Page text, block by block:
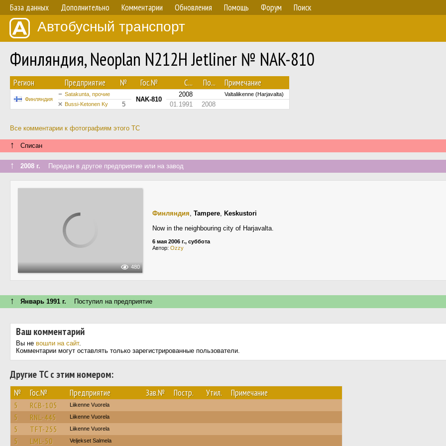
База данных Дополнительно Комментарии Обновления Помощь Форум Поиск
Автобусный транспорт
Финляндия, Neoplan N212H Jetliner № NAK-810
Регион Предприятие № Гос.№ С... По... Примечание
Финляндия
Satakunta, прочие
NAK-810
2008
Valtaliikenne (Harjavalta)
Bussi-Ketonen Ky
5 01.1991 2008
Все комментарии к фотографиям этого ТС
↑ Списан
↑ 2008 г. Передан в другое предприятие или на завод
480
Финляндия, Tampere, Keskustori
Now in the neighbouring city of Harjavalta.
6 мая 2006 г., суббота
Автор: Ozzy
↑ Январь 1991 г. Поступил на предприятие
Ваш комментарий
Вы не вошли на сайт.
Комментарии могут оставлять только зарегистрированные пользователи.
Другие ТС с этим номером:
№ Гос.№ Предприятие Зав.№ Постр. Утил. Примечание
5 RCB-105 Liikenne Vuorela
5 RNL-445 Liikenne Vuorela
5 TFT-255 Liikenne Vuorela
5 LML-50 Veljekset Salmela